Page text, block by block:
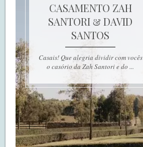
CASAMENTO ZAH
SANTORI & DAVID
SANTOS
Casais! Que alegria dividir com vocês
o casório da Zah Santori e do ...